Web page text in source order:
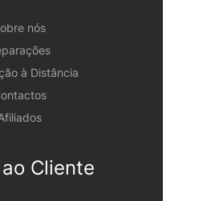
nós
à Distância
Cliente